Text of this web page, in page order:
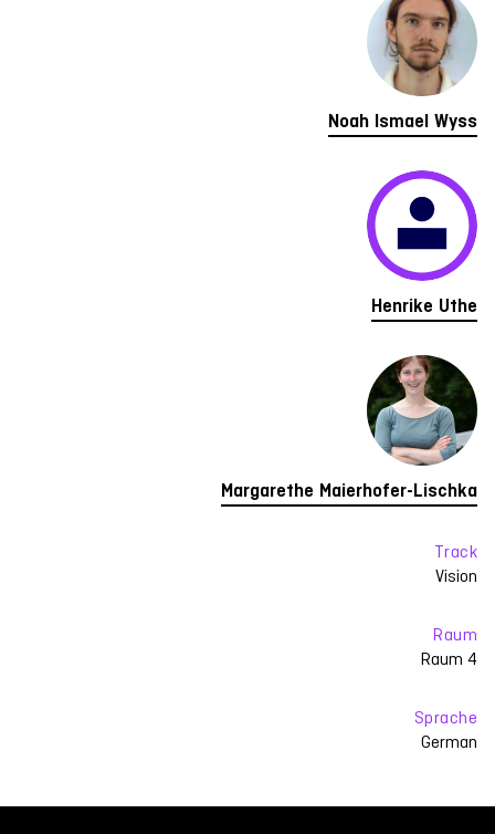
Noah Ismael Wyss
Henrike Uthe
Margarethe Maierhofer-Lischka
Track
Vision
Raum
Raum 4
Sprache
German